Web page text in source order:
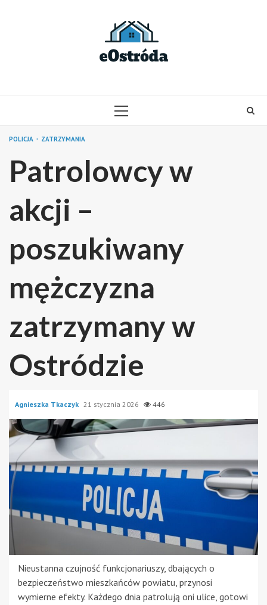
PRIMARY
POLICJA ZATRZYMANIA
Patrolowcy w
akcji –
poszukiwany
mężczyzna
zatrzymany w
Ostródzie
Agnieszka Tkaczyk 21 stycznia 2026 446
Nieustanna czujność funkcjonariuszy, dbających o
bezpieczeństwo mieszkańców powiatu, przynosi
wymierne efekty. Każdego dnia patrolują oni ulice, gotowi